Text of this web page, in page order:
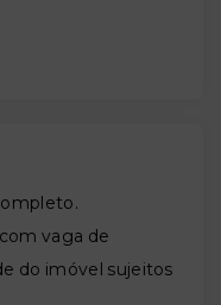
vaga de
do imóvel sujeitos